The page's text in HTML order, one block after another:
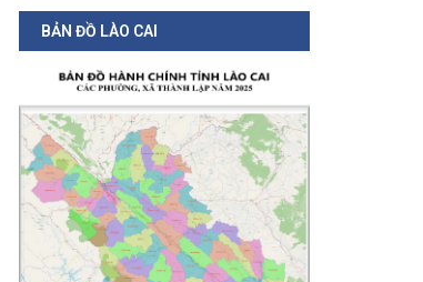
dụng, xếp lương và bổ nhiệm công
chức
04-08-2026
Nghị định 300/2026/NĐ-CP vừa sửa đổi, bổ
sung nhiều quy định về tuyển...
BẢN ĐỒ LÀO CAI